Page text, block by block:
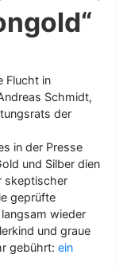
Flucht in
Schmidt,
der
in der Presse
und Silber dien
skeptischer
geprüfte
wieder
und graue
gebührt: ein